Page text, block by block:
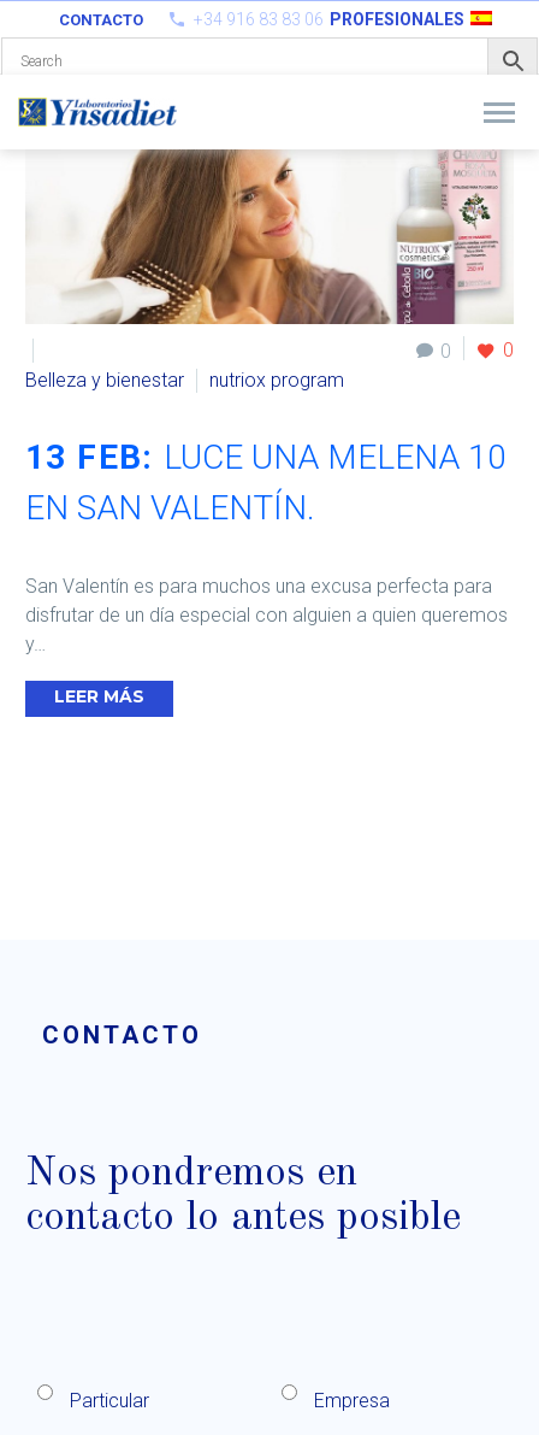
CONTACTO +34 916 83 83 06 PROFESIONALES
0
0
Belleza y bienestar
nutriox program
13 FEB: LUCE UNA MELENA 10
EN SAN VALENTÍN.
San Valentín es para muchos una excusa perfecta para
disfrutar de un día especial con alguien a quien queremos
y…
LEER MÁS
CONTACTO
Nos pondremos en
contacto lo antes posible
Particular Empresa